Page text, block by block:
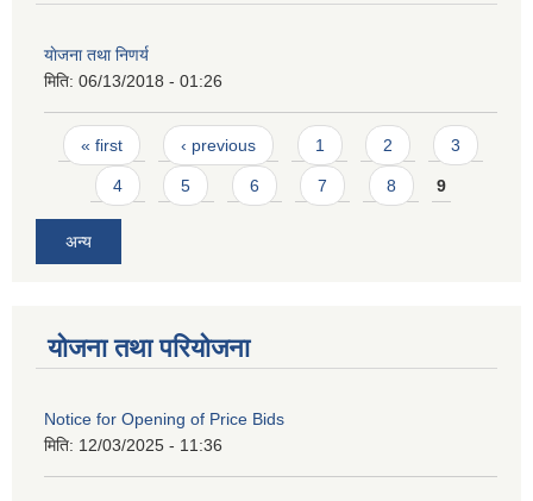
याेजना तथा निणर्य
मिति: 06/13/2018 - 01:26
Pages
« first ‹ previous 1 2 3
4 5 6 7 8 9
अन्य
योजना तथा परियोजना
Notice for Opening of Price Bids
मिति: 12/03/2025 - 11:36